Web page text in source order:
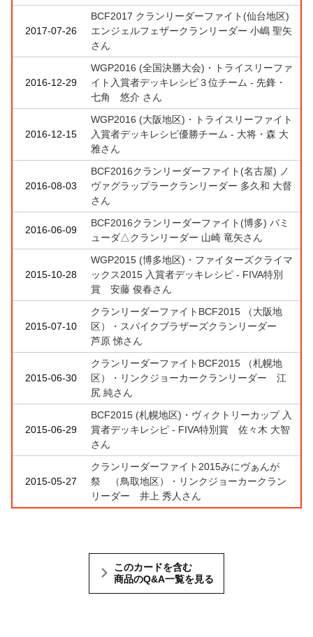
2017-07-26
BCF2017 クランリーダーファイト(仙台地区)
エンジェルフェザークランリーダー 小嶋 聖矢
さん
2016-12-29
WGP2016 (全国決勝大会)・トライスリーファ
イト入賞者デッキレシピ３位チーム - 先鋒・
七角 悠介 さん
2016-12-15
WGP2016 (大阪地区)・トライスリーファイト
入賞者デッキレシピ優勝チーム - 大将・森 大
雅さん
2016-08-03
BCF2016クランリーダーファイト(名古屋) ノ
ヴァグラップラークランリーダー 多久和 大督
さん
2016-06-09
BCF2016クランリーダーファイト(博多) バミ
ューダ△クランリーダー 山崎 竜矢さん
2015-10-28
WGP2015 (博多地区)・ファイターズクライマ
ックス2015 入賞者デッキレシピ - FIVA特別
賞 安藤 俊春さん
2015-07-10
クランリーダーファイトBCF2015 （大阪地
区）・スパイクブラザーズクランリーダー
芦原 悌さん
2015-06-30
クランリーダーファイトBCF2015 （札幌地
区）・リンクジョーカークランリーダー 江
尻 純さん
2015-06-29
BCF2015 (札幌地区)・ヴィクトリーカップ 入
賞者デッキレシピ - FIVA特別賞 佐々木 大智
さん
2015-05-27
クランリーダーファイト2015みにヴぁんが
祭 （鳥取地区）・リンクジョーカークラン
リーダー 井上 秀人さん
このカードを含む
商品のQ&A一覧を見る